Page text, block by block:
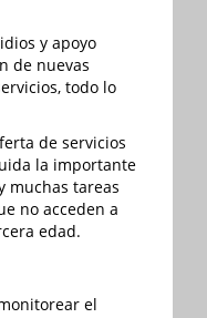
y apoyo
de nuevas
todo lo
de servicios
la importante
muchas tareas
no acceden a
edad.
el